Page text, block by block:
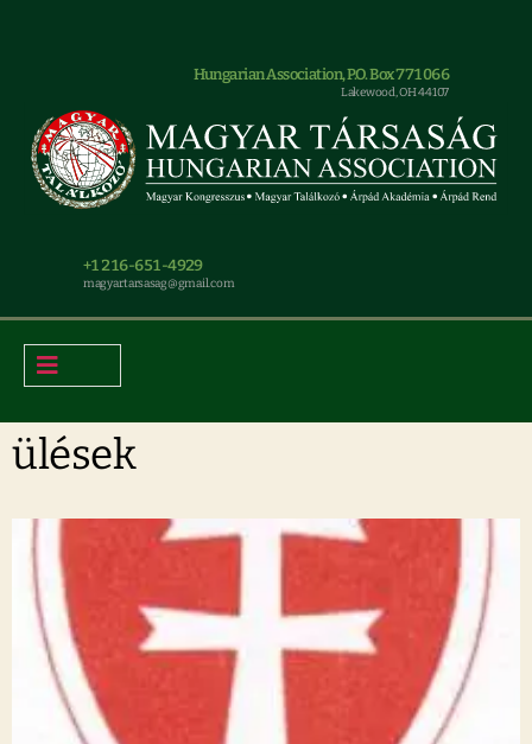
Hungarian Association, P.O. Box 771066
Lakewood, OH 44107
+1 216-651-4929
magyar.tarsasag@gmail.com
ülések